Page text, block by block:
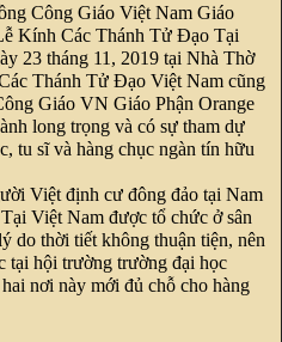
Công Giáo Việt Nam Giáo
Kính Các Thánh Tử Đạo Tại
23 tháng 11, 2019 tại Nhà Thờ
Thánh Tử Đạo Việt Nam cũng
Giáo VN Giáo Phận Orange
long trọng và có sự tham dự
tu sĩ và hàng chục ngàn tín hữu
Việt định cư đông đảo tại Nam
Việt Nam được tổ chức ở sân
do thời tiết không thuận tiện, nên
tại hội trường trường đại học
nơi này mới đủ chỗ cho hàng